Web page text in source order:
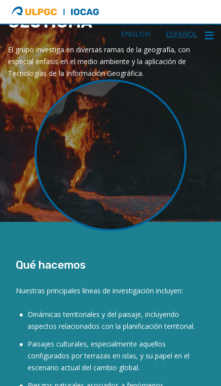
ULPGC
Ir
al
inicio
de
IOCAG
ENGLISH ESPAÑOL
GEOTIGMA
El grupo investiga en diversas ramas de la geografía, con
especial énfasis en el medio ambiente y la aplicación de
Tecnologías de la Información Geográfica.
Qué hacemos
Nuestras principales líneas de investigación incluyen:
Dinámicas territoriales y del paisaje, incluyendo
aspectos relacionados con la planificación territorial.
Paisajes culturales, especialmente aquellos
configurados por terrazas en islas, y su papel en el
escenario actual del cambio global.